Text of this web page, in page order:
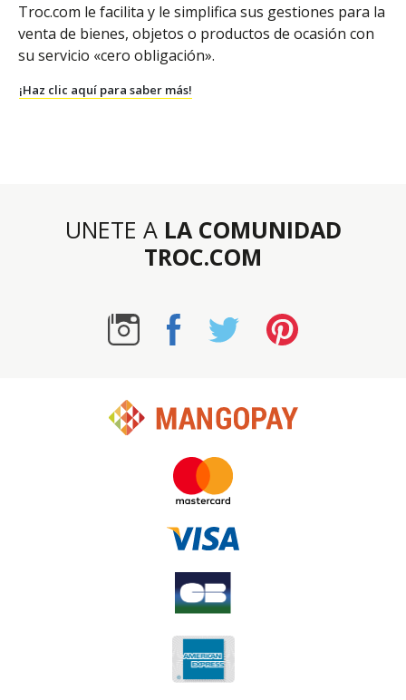
Troc.com le facilita y le simplifica sus gestiones para la
venta de bienes, objetos o productos de ocasión con
su servicio «cero obligación».
¡Haz clic aquí para saber más!
UNETE A LA COMUNIDAD
TROC.COM